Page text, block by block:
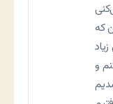
که
و